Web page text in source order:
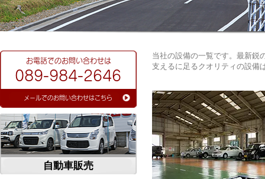
​メールでのお問い合わせはこちら
089-984-2646
​お電話でのお問い合わせは
自動車販売
当社の設備の一覧です。最新鋭
支えるに足るクオリティの設備